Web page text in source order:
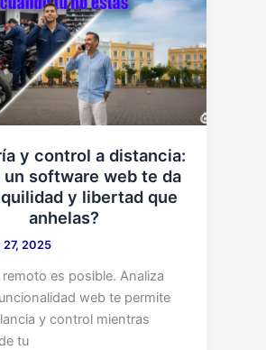
y control a distancia:
un software web te da
y libertad que
anhelas?
2025
es posible. Analiza
web te permite
y control mientras
tu